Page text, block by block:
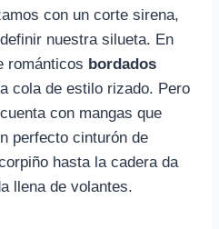
con un corte sirena,
nuestra silueta. En
románticos bordados
cola de estilo rizado. Pero
con mangas que
perfecto cinturón de
hasta la cadera da
llena de volantes.